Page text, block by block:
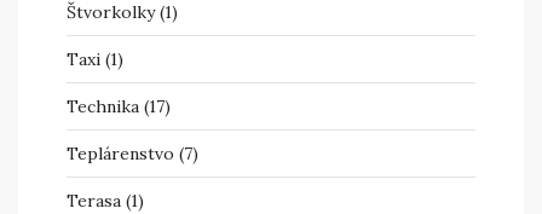
Štvorkolky(1)
Taxi (1)
Technika (17)
Teplárenstvo (7)
Terasa (1)